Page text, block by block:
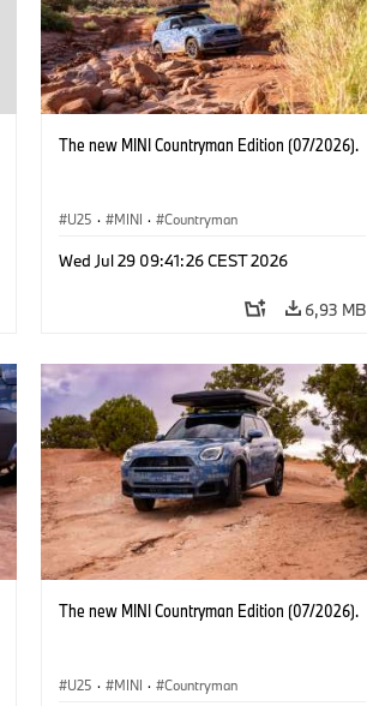
The new MINI Countryman Edition (07/2026).
U25 · MINI · Countryman
Wed Jul 29 09:41:26 CEST 2026
6,93 MB
The new MINI Countryman Edition (07/2026).
U25 · MINI · Countryman